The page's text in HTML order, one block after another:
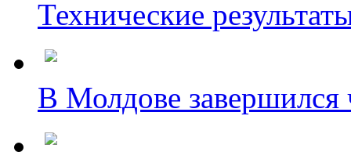
Технические
В Молдове завершился